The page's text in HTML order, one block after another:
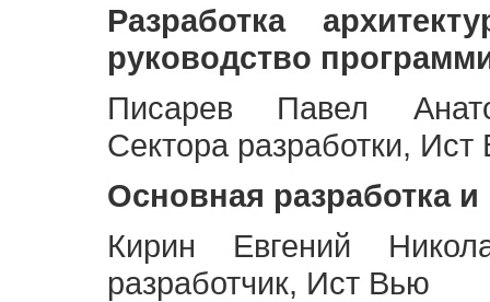
Разработка
руководство
Писарев Павел
Сектора разработки,
Основная разработка
Кирин Евгений
разработчик, Ист Вью